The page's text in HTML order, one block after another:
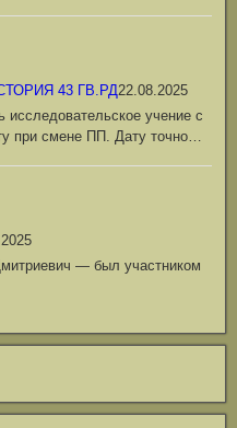
43 ГВ.РД22.08.2025
учение с
при смене ПП. Дату точно…
— был участником